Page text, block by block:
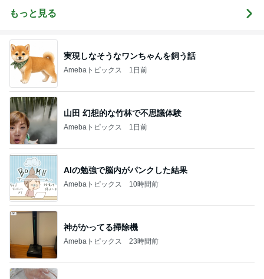
そば
もっと見る
実現しなそうなワンちゃんを飼う話
Amebaトピックス 1日前
山田 幻想的な竹林で不思議体験
Amebaトピックス 1日前
AIの勉強で脳内がパンクした結果
Amebaトピックス 10時間前
神がかってる掃除機
Amebaトピックス 23時間前